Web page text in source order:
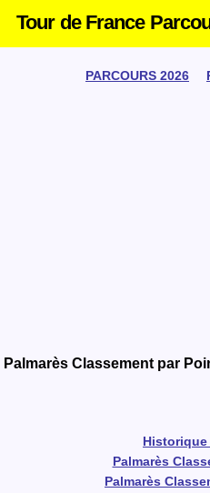
Tour de France
PARCOURS 2026
Palmarès Classement par
Historique
Palmarès
Palmarès